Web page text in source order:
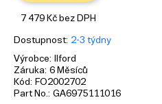
7 479 Kč bez DPH
Dostupnost 2-3 týdny
Výrobce
Ilford
Záruka 6 Měsíců
Kód
FO2002702
Part No. GA6975111016